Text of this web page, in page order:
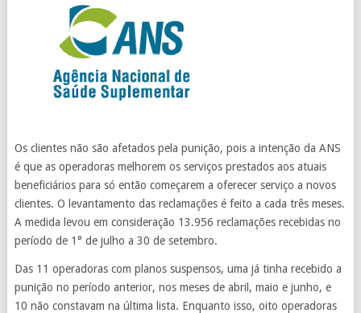
Os clientes não são afetados pela punição, pois a intenção da ANS
é que as operadoras melhorem os serviços prestados aos atuais
beneficiários para só então começarem a oferecer serviço a novos
clientes. O levantamento das reclamações é feito a cada três meses.
A medida levou em consideração 13.956 reclamações recebidas no
período de 1° de julho a 30 de setembro.
Das 11 operadoras com planos suspensos, uma já tinha recebido a
punição no período anterior, nos meses de abril, maio e junho, e
10 não constavam na última lista. Enquanto isso, oito operadoras